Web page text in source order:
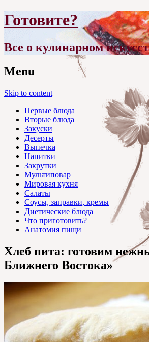
Готовите?
Все о кулинарном
Menu
Skip to content
Первые блюда
Вторые блюда
Закуски
Десерты
Выпечка
Напитки
Закрутки
Мультиповар
Мировая кухня
Салаты
Соусы, заправки, кремы
Диетические блюда
Что приготовить?
Анатомия пищи
Хлеб пита: готовим
Ближнего Востока»